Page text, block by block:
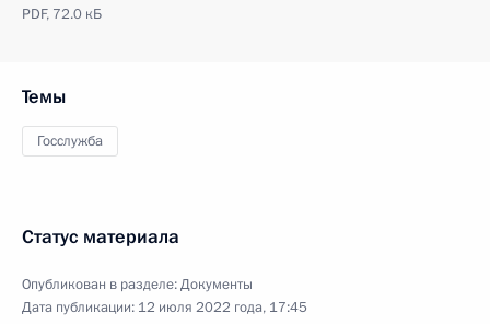
PDF, 72.0 кБ
Темы
Госслужба
Статус материала
Опубликован в разделе:Документы
Дата публикации: 12 июля 2022 года, 17:45